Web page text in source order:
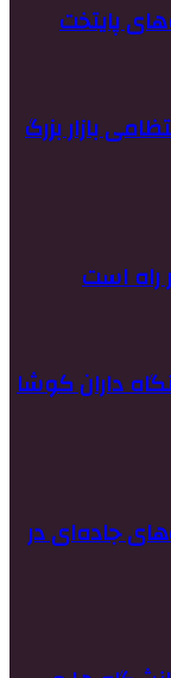
پایتخت
بازار بزرگ
است
داران کوشا
جاده‌ای در